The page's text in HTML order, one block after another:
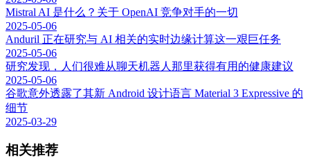
Mistral AI 是什么？关于 OpenAI 竞争对手的一切
2025-05-06
Anduril 正在研究与 AI 相关的实时边缘计算这一艰巨任务
2025-05-06
研究发现，人们很难从聊天机器人那里获得有用的健康建议
2025-05-06
谷歌意外透露了其新 Android 设计语言 Material 3 Expressive 的
细节
2025-03-29
相关推荐